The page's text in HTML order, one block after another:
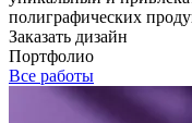
полиграфических
Заказать дизайн
Портфолио
Все работы